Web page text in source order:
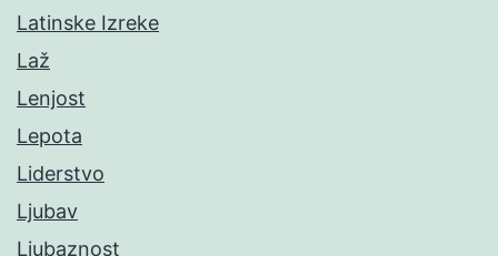
Latinske Izreke
Laž
Lenjost
Lepota
Liderstvo
Ljubav
Ljubaznost